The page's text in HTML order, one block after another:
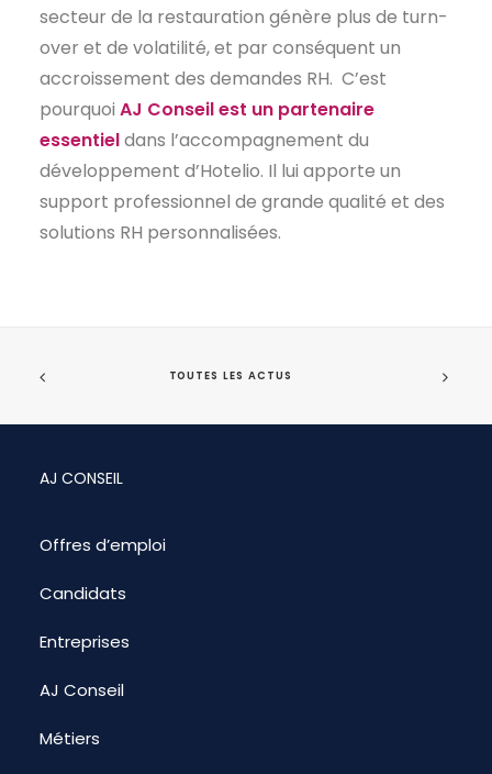
secteur de la restauration génère plus de turn-
over et de volatilité, et par conséquent un
accroissement des demandes RH. C’est
pourquoi AJ Conseil est un partenaire
essentieldans l’accompagnement du
développement d’Hotelio. Il lui apporte un
support professionnel de grande qualité et des
solutions RH personnalisées.
TOUTES LES ACTUS
AJ CONSEIL
Offres d’emploi
Candidats
Entreprises
AJ Conseil
Métiers